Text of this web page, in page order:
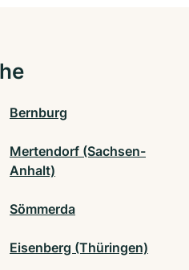
Bernburg
Mertendorf (Sachsen-
Anhalt)
Sömmerda
Eisenberg (Thüringen)